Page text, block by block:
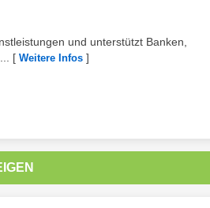
und unterstützt Banken,
[ Weitere Infos ]